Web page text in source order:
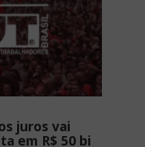
juros vai
em R$ 50 bi